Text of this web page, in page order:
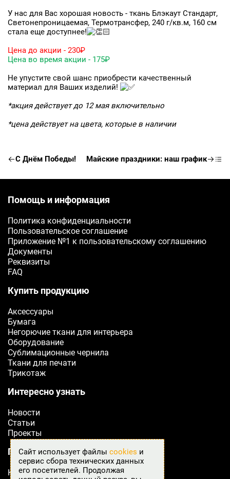
У нас для Вас хорошая новость - ткань Блэкаут Стандарт,
Светонепроницаемая, Термотрансфер, 240 г/кв.м, 160 см
стала еще доступнее!
Цена до акции - 230₽
Цена во время акции - 175₽
Не упустите свой шанс приобрести качественный
материал для Ваших изделий!
*акция действует до 12 мая включительно
*цена действует на цвета, которые в наличии
С Днём Победы! Майские праздники: наш график
Заявка на бесплатные образцы
ФИО
Ваше имя
E-mail
Ваш e-mail
Помощь и информация
Политика конфиденциальности
Пользовательское соглашение
Приложение №1 к пользовательскому соглашению
Документы
Реквизиты
FAQ
Купить продукцию
Аксессуары
Бумага
Негорючие ткани для интерьера
Оборудование
Сублимационные чернила
Ткани для печати
Трикотаж
Интересно узнать
Новости
Статьи
Проекты
Подробнее о Fabreex
Как оформить заказ
Сайт использует файлы cookies и
сервис сбора технических данных
его посетителей. Продолжая